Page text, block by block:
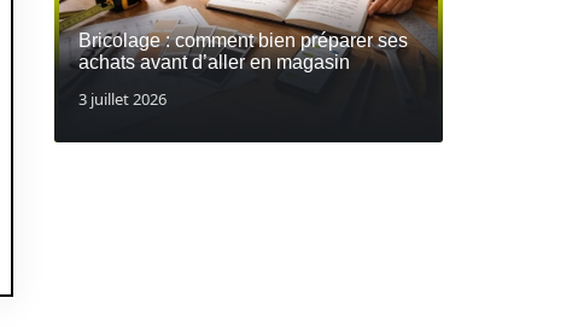
Bricolage : comment bien préparer ses
achats avant d’aller en magasin
3 juillet 2026